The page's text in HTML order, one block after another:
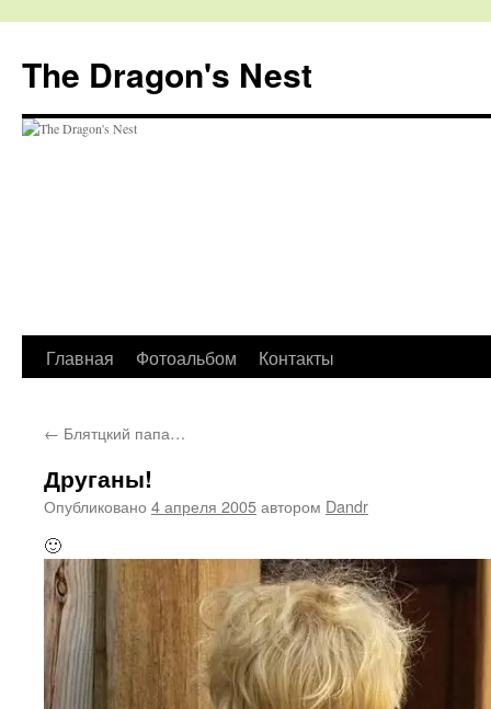
The Dragon's Nest
Перейти
содержимому
Главная Фотоальбом Контакты
← Блятцкий папа…
Друганы!
Опубликовано 4 апреля 2005автором Dandr
🙂